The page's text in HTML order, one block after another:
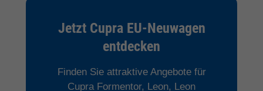
Jetzt Cupra EU-Neuwagen
entdecken
Finden Sie attraktive Angebote für
Cupra Formentor, Leon, Leon